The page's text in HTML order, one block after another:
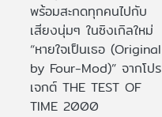
พร้อมสะกดทุกคนไปกับ
เสียงนุ่มๆ ในซิงเกิลใหม่
“หายใจเป็นเธอ (Original
by Four-Mod)” จากโปร
เจกต์ THE TEST OF
TIME 2000